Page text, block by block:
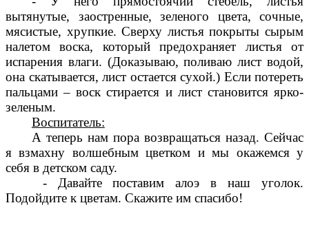
вытянутые, заостренные, зеленого цвета, сочные,
мясистые, хрупкие. Сверху листья покрыты сырым
налетом воска, который предохраняет листья от
испарения влаги. (Доказываю, поливаю лист водой,
она скатывается, лист остается сухой.) Если потереть
пальцами – воск стирается и лист становится ярко-
зеленым.
Воспитатель:
А теперь нам пора возвращаться назад. Сейчас
я взмахну волшебным цветком и мы окажемся у
себя в детском саду.
- Давайте поставим алоэ в наш уголок.
Подойдите к цветам. Скажите им спасибо!